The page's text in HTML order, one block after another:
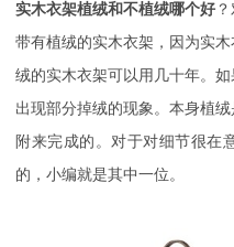
实木衣架植绒和不植绒哪个好
带有植绒的实木衣架，因为实
绒的实木衣架可以用几十年。
出现部分掉绒的现象。本身植
附来完成的。对于对细节很在
的，小编就是其中一位。